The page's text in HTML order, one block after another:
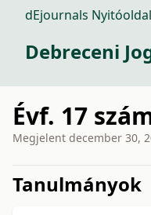
dEjournals Nyitóoldal
Debreceni
Évf. 17
Megjelent december 30,
Tanulmányok